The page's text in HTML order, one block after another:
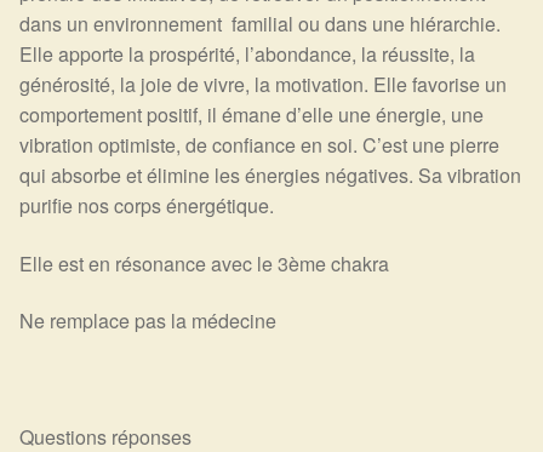
dans un environnement familial ou dans une hiérarchie.
Elle apporte la prospérité, l’abondance, la réussite, la
générosité, la joie de vivre, la motivation. Elle favorise un
comportement positif, il émane d’elle une énergie, une
vibration optimiste, de confiance en soi. C’est une pierre
qui absorbe et élimine les énergies négatives. Sa vibration
purifie nos corps énergétique.
Elle est en résonance avec le 3ème chakra
Ne remplace pas la médecine
Questions réponses